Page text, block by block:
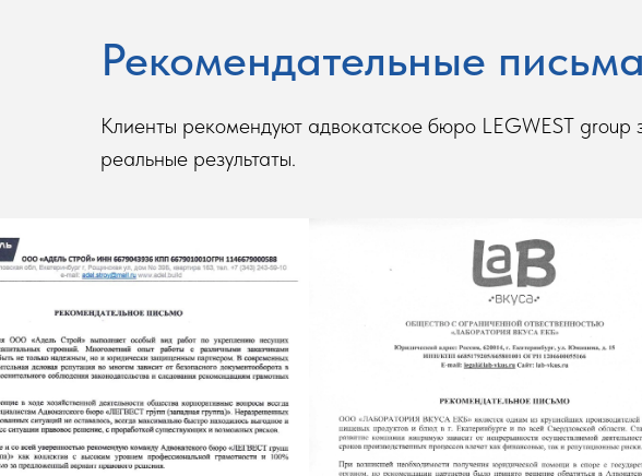
Рекомендательные письма
Клиенты рекомендуют адвокатское бюро LEGWEST group
реальные результаты.